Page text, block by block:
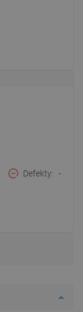
Defekty -